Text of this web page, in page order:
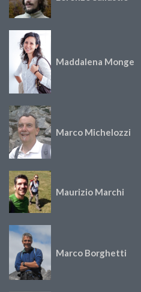
Maddalena Monge
Marco Michelozzi
Maurizio Marchi
Marco Borghetti